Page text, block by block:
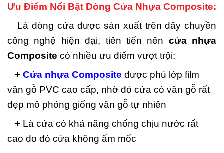
Ưu Điểm Nổi Bật Dòng Cửa Nhựa Composite:
Là dòng cửa được sản xuất trên dây chuyền
công nghệ hiện đại, tiên tiến nên cửa nhựa
Composite có nhiều ưu điểm vượt trội:
+ Cửa nhựa Composite được phủ lớp film
vân gỗ PVC cao cấp, nhờ đó cửa có vân gỗ rất
đẹp mô phỏng giống vân gỗ tự nhiên
+ Là cửa có khả năng chống chịu nước rất
cao do đó cửa không ẩm mốc